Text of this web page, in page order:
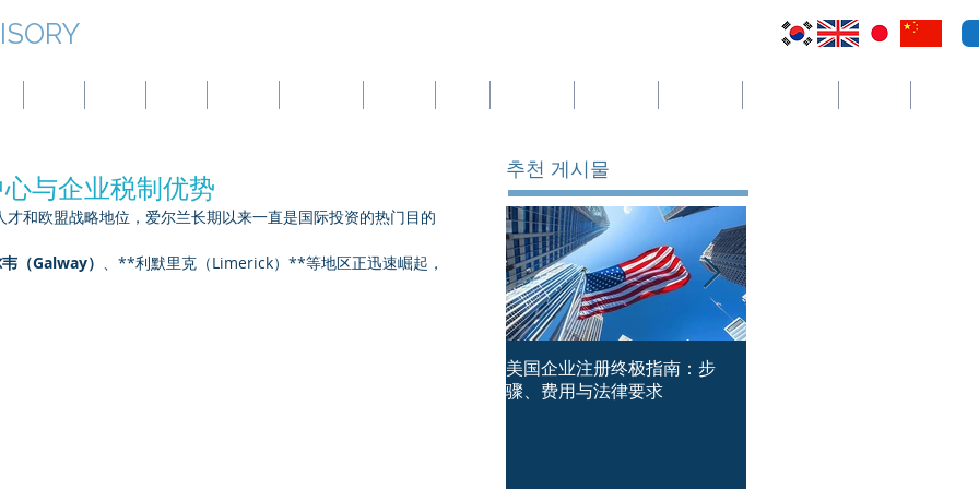
与企业税制优势
和欧盟战略地位，爱尔兰长期以来一直是国际投资的热门目的
（Galway） 、**利默里克（Limerick）**等地区正迅速崛起，
추천 게시물
美国企业注册终极指南：步
骤、费用与法律要求